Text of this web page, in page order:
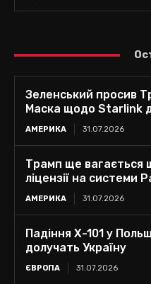
Зеленський просив
Маска щодо Starlink
АМЕРИКА 31.07.2026
Трамп ще вагається
ліцензії на системи
АМЕРИКА 31.07.2026
Падіння Х-101 у
долучать Україну
ЄВРОПА 31.07.2026